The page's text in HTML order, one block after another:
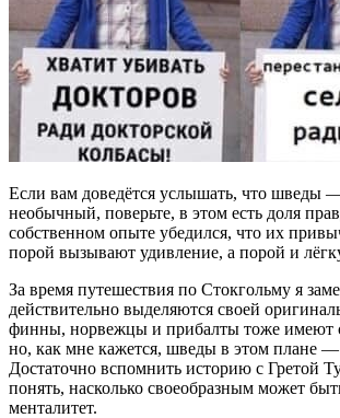
Если вам доведётся услышать, что шведы
необычный, поверьте, в этом есть доля
собственном опыте убедился, что их
порой вызывают удивление, а порой и
За время путешествия по Стокгольму я
действительно выделяются своей
финны, норвежцы и прибалты тоже имеют
но, как мне кажется, шведы в этом плане —
Достаточно вспомнить историю с Гретой
понять, насколько своеобразным может
менталитет.